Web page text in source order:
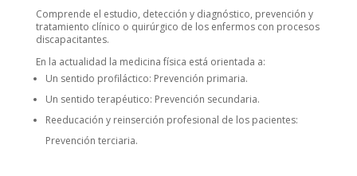
Comprende el estudio, detección y diagnóstico, prevención y
tratamiento clínico o quirúrgico de los enfermos con procesos
discapacitantes.
En la actualidad la medicina física está orientada a:
Un sentido profiláctico: Prevención primaria.
Un sentido terapéutico: Prevención secundaria.
Reeducación y reinserción profesional de los pacientes:
Prevención terciaria.